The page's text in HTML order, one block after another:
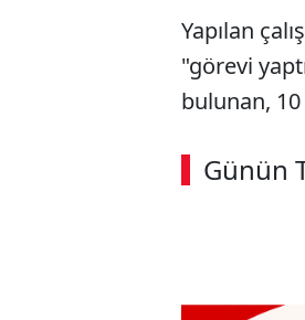
Yapılan
"görevi
bulunan,
Günün
00:02 /